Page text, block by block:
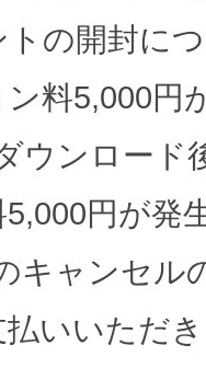
の開封に
料5,000円
ウンロード
円が発
キャンセル
いいただ